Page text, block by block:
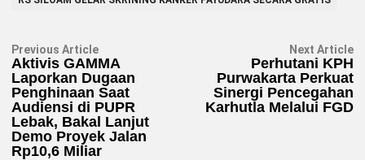
Navigasi
pos
Previous ArticlePrevious
article:
Aktivis GAMMA
Laporkan Dugaan
Penghinaan Saat
Audiensi di PUPR
Lebak, Bakal Lanjut
Demo Proyek Jalan
Rp10,6 Miliar
Next Article
Perhutani KPH
Purwakarta Perkuat
Sinergi Pencegahan
Karhutla Melalui FGD